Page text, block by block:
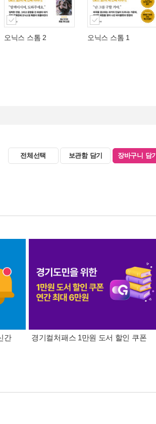
오닉스 스톰 2 오닉스 스톰 1
전체선택 보관함 담기 장바구니 담기
간
경기컬처패스 1만원 도서 할인 쿠폰